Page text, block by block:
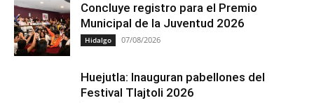
Concluye registro para el Premio
Municipal de la Juventud 2026
Hidalgo 07/08/2026
Huejutla: Inauguran pabellones del
Festival Tlajtoli 2026